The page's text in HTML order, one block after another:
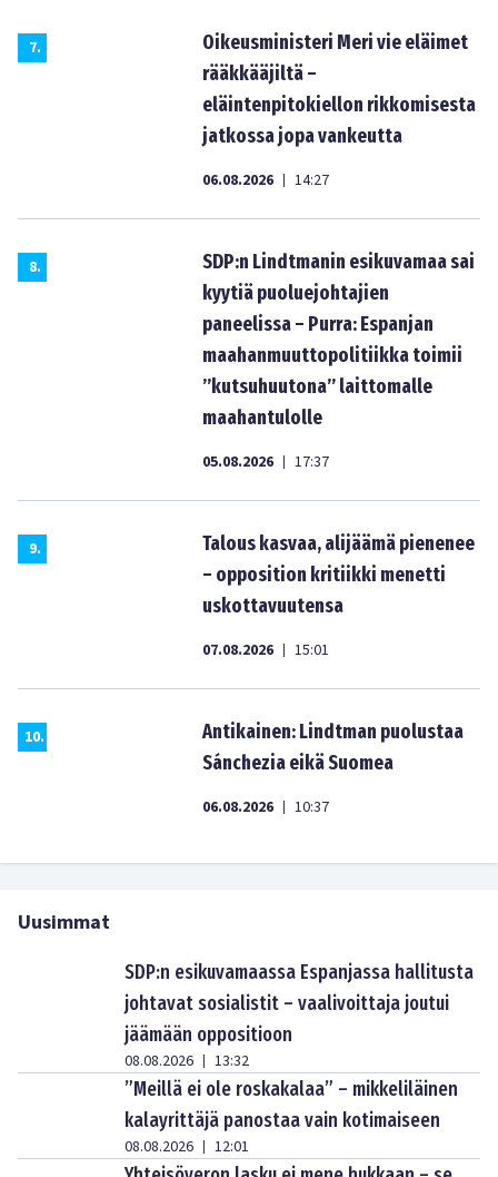
7.
Oikeusministeri Meri vie eläimet
rääkkääjiltä –
eläintenpitokiellon rikkomisesta
jatkossa jopa vankeutta
06.08.2026 | 14:27
8.
SDP:n Lindtmanin esikuvamaa sai
kyytiä puoluejohtajien
paneelissa – Purra: Espanjan
maahanmuuttopolitiikka toimii
”kutsuhuutona” laittomalle
maahantulolle
05.08.2026 | 17:37
9.
Talous kasvaa, alijäämä pienenee
– opposition kritiikki menetti
uskottavuutensa
07.08.2026 | 15:01
10.
Antikainen: Lindtman puolustaa
Sánchezia eikä Suomea
06.08.2026 | 10:37
Uusimmat
SDP:n esikuvamaassa Espanjassa hallitusta
johtavat sosialistit – vaalivoittaja joutui
jäämään oppositioon
08.08.2026 | 13:32
”Meillä ei ole roskakalaa” – mikkeliläinen
kalayrittäjä panostaa vain kotimaiseen
08.08.2026 | 12:01